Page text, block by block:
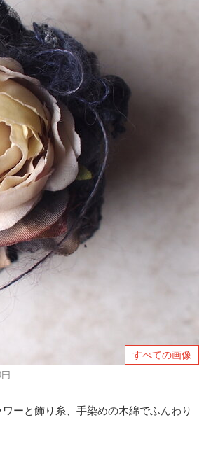
すべての画像
ーと飾り糸、手染めの木綿でふんわり